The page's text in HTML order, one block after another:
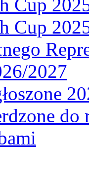
Cup
Cup
2027